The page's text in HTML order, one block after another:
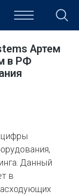
КУЛЬТУРА
Артем
в РФ
Данный
в